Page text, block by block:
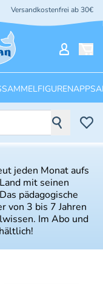
Versandkostenfrei ab 30€
SAMMELFIGURENAPPS
jeden Monat aufs
mit seinen
pädagogische
von 3 bis 7 Jahren
Im Abo und